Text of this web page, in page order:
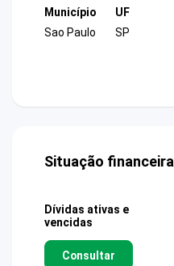
Município
Sao Paulo
UF
SP
Situação financeira
Dívidas ativas e
vencidas
Consultar